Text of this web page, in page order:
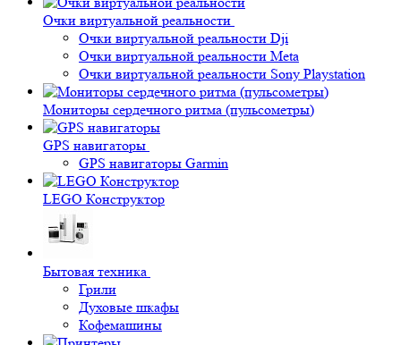
Очки виртуальной реальности
Очки виртуальной реальности Dji
Очки виртуальной реальности Meta
Очки виртуальной реальности Sony Playstation
Мониторы сердечного ритма (пульсометры)
GPS навигаторы
GPS навигаторы Garmin
LEGO Конструктор
Бытовая техника
Грили
Духовые шкафы
Кофемашины